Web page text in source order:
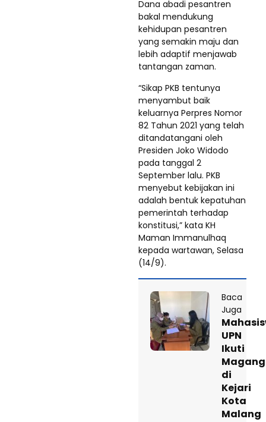
Dana abadi pesantren
bakal mendukung
kehidupan pesantren
yang semakin maju dan
lebih adaptif menjawab
tantangan zaman.
“Sikap PKB tentunya
menyambut baik
keluarnya Perpres Nomor
82 Tahun 2021 yang telah
ditandatangani oleh
Presiden Joko Widodo
pada tanggal 2
September lalu. PKB
menyebut kebijakan ini
adalah bentuk kepatuhan
pemerintah terhadap
konstitusi,” kata KH
Maman Immanulhaq
kepada wartawan, Selasa
(14/9).
Baca
Juga
UPN
Ikuti
Magang
di
Kejari
Kota
Malang